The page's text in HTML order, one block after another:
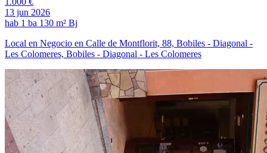
13 jun 2026
hab 1 ba 130 m² Bj
Local en Negocio en Calle de Montflorit, 88, Bobiles - Diagonal -
Les Colomeres, Bobiles - Diagonal - Les Colomeres